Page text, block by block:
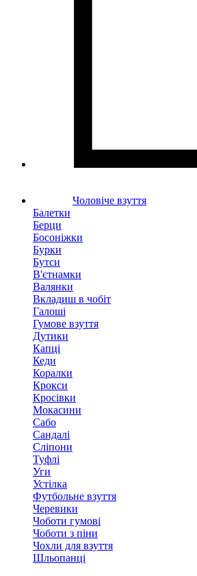
Чоловіче взуття
Балетки
Берци
Босоніжки
Бурки
Бутси
В'єтнамки
Валянки
Вкладиш в чобіт
Галоші
Гумове взуття
Дутики
Капці
Кеди
Коралки
Крокси
Кросівки
Мокасини
Сабо
Сандалі
Сліпони
Туфлі
Уги
Устілка
Футбольне взуття
Черевики
Чоботи гумові
Чоботи з піни
Чохли для взуття
Шльопанці